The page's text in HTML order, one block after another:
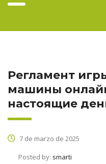
Регламент
машины
настоящие
7 de marzo de 2025
Posted by: smarti